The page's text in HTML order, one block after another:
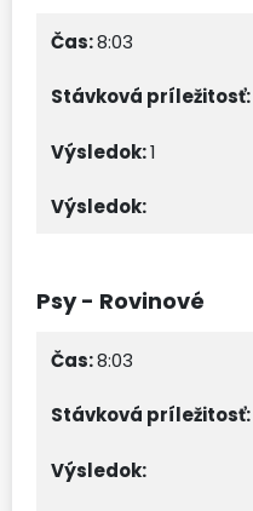
8:03
1
Psy - Rovinové
8:03